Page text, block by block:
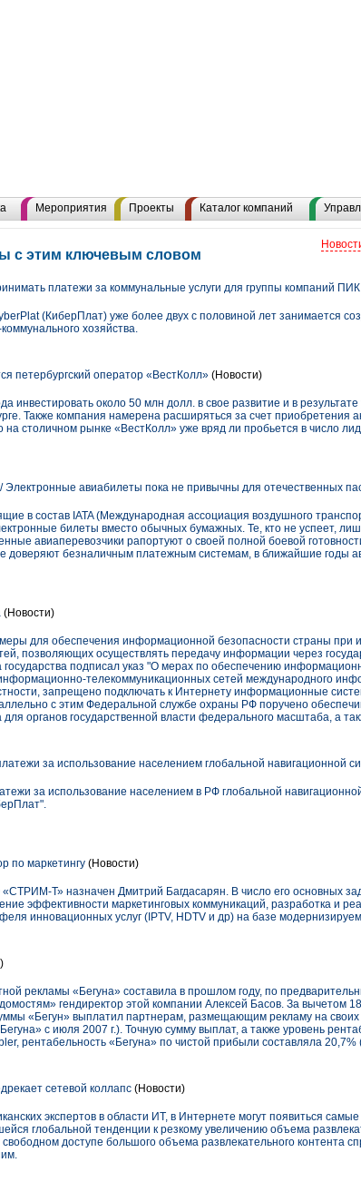
Мероприятия Проекты Каталог компаний
с этим ключевым словом
платежи за коммунальные услуги для группы компаний ПИК
(КиберПлат) уже более двух с половиной лет занимается
хозяйства.
петербургский оператор «ВестКолл» (Новости)
инвестировать около 50 млн долл. в свое развитие и в
Также компания намерена расширяться за счет приобретения
на столичном рынке «ВестКолл» уже вряд ли пробьется в число
Электронные авиабилеты пока не привычны для отечественных
в состав IATA (Международная ассоциация воздушного
билеты вместо обычных бумажных. Те, кто не успеет,
авиаперевозчики рапортуют о своей полной боевой
доверяют безналичным платежным системам, в ближайшие годы
(Новости)
для обеспечения информационной безопасности страны при
позволяющих осуществлять передачу информации через
подписал указ "О мерах по обеспечению
телекоммуникационных сетей международного
запрещено подключать к Интернету информационные
с этим Федеральной службе охраны РФ поручено
органов государственной власти федерального масштаба, а
за использование населением глобальной навигационной
за использование населением в РФ глобальной
по маркетингу (Новости)
Т» назначен Дмитрий Багдасарян. В число его основных
эффективности маркетинговых коммуникаций, разработка и
инновационных услуг (IPTV, HDTV и др) на базе
рекламы «Бегуна» составила в прошлом году, по
гендиректор этой компании Алексей Басов. За вычетом
«Бегун» выплатил партнерам, размещающим рекламу на своих
с июля 2007 г.). Точную сумму выплат, а также уровень
рентабельность «Бегуна» по чистой прибыли составляла
сетевой коллапс (Новости)
экспертов в области ИТ, в Интернете могут появиться
глобальной тенденции к резкому увеличению объема
доступе большого объема развлекательного контента